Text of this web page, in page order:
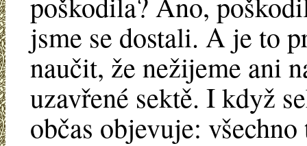
jsme se dostali. A je to
naučit, že nežijeme ani
uzavřené sektě. I když
občas objevuje: